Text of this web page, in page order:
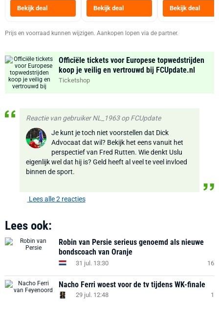
Bekijk deal Bekijk deal
Heteluchtfriteuse
Zwart
Bekijk deal
Prijs en voorraad kunnen wijzigen. Aankopen lopen via de partner.
Officiële tickets voor Europese topwedstrijden
koop je veilig en vertrouwd bij FCUpdate.nl
Ticketshop
Reactie van gebruiker NL_1963 op FCUpdate
Je kunt je toch niet voorstellen dat Dick
Advocaat dat wil? Bekijk het eens vanuit het
perspectief van Fred Rutten. Wie denkt Uslu
eigenlijk wel dat hij is? Geld heeft al veel te veel invloed
binnen de sport.
Lees alle 2 reacties
Lees ook:
Robin van Persie serieus genoemd als nieuwe
bondscoach van Oranje
31 jul. 13:30 16
Nacho Ferri woest voor de tv tijdens WK-finale
29 jul. 12:48 1